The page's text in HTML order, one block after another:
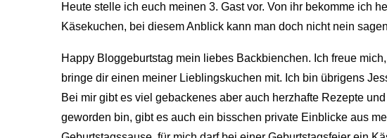
Heute stelle ich euch meinen 3. Gast vor. Von ihr bekomme ich
Käsekuchen, bei diesem Anblick kann man doch nicht nein
Happy Bloggeburtstag mein liebes Backbienchen. Ich freue
bringe dir einen meiner Lieblingskuchen mit. Ich bin übrigens
Bei mir gibt es viel gebackenes aber auch herzhafte Rezepte
geworden bin, gibt es auch ein bisschen private Einblicke aus